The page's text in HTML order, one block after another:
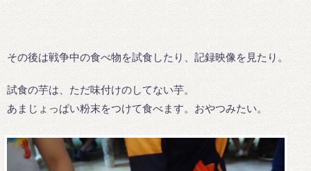
その後は戦争中の食べ物を試食したり、記録映像を見たり。
試食の芋は、ただ味付けのしてない芋。
あまじょっぱい粉末をつけて食べます。おやつみたい。